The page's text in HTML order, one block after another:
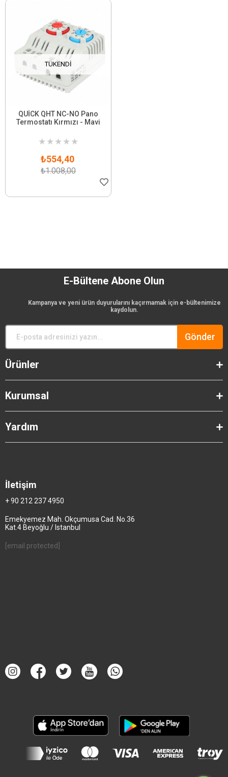
TÜKENDI
QUİCK QHT NC-NO Pano
Termostatı Kırmızı - Mavi
★ ★ ★ ★ ★
₺554,40
₺1.008,00
E-Bültene Abone Olun
Kampanya ve yeni ürün duyurularını kaçırmamak için e-bültenimize
kaydolun.
Gönder
Ürünler
Kurumsal
Yardım
İletişim
+ 90 212 237 4950
Emekyemez Mah. Okçumusa Cad. No.36
Kat.4 Beyoğlu / Istanbul
[email protected]